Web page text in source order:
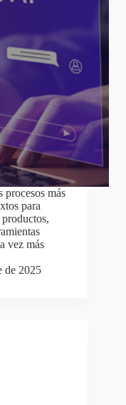
procesos más
para
vez más
de 2025